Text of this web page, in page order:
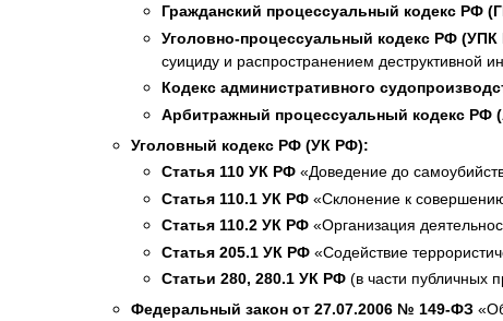
Гражданский процессуальный кодекс РФ
Уголовно-процессуальный кодекс РФ
суициду и распространением деструктивной
Кодекс административного
Арбитражный процессуальный кодекс РФ
Уголовный кодекс РФ (УК РФ):
Статья 110 УК РФ «Доведение до
Статья 110.1 УК РФ «Склонение к
Статья 110.2 УК РФ «Организация
Статья 205.1 УК РФ «Содействие
Статьи 280, 280.1 УК РФ (в части публичных
Федеральный закон от 27.07.2006 № 149-ФЗ